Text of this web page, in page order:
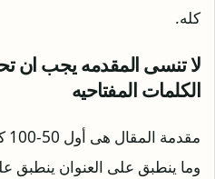
كله.
لا تنسى المقدمه يجب ان
الكلمات المفتاحيه
مقدمة المقال هى أول 50-100 كلمه فيها
وما ينطبق على العنوان